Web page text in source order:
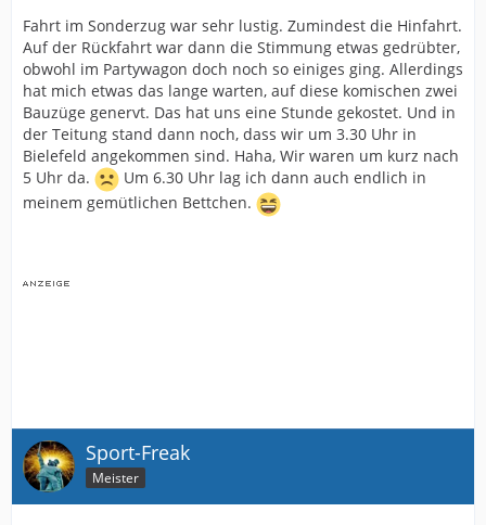
Fahrt im Sonderzug war sehr lustig. Zumindest die Hinfahrt.
Auf der Rückfahrt war dann die Stimmung etwas gedrübter,
obwohl im Partywagon doch noch so einiges ging. Allerdings
hat mich etwas das lange warten, auf diese komischen zwei
Bauzüge genervt. Das hat uns eine Stunde gekostet. Und in
der Teitung stand dann noch, dass wir um 3.30 Uhr in
Bielefeld angekommen sind. Haha, Wir waren um kurz nach
5 Uhr da.
Um 6.30 Uhr lag ich dann auch endlich in
meinem gemütlichen Bettchen.
Sport-Freak
Meister